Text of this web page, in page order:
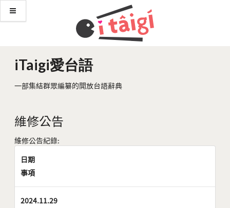
iTaigi愛台語
一部集結群眾編纂的開放台語辭典
維修公告
維修公告紀錄:
日期
事項
2024.11.29